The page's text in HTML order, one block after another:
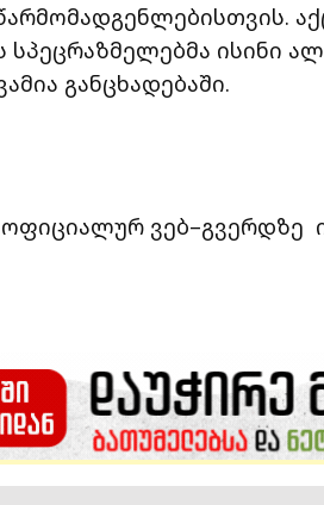
სპეცრაზმელებმა ისინი
განცხადებაში.
ვებ–გვერდზე